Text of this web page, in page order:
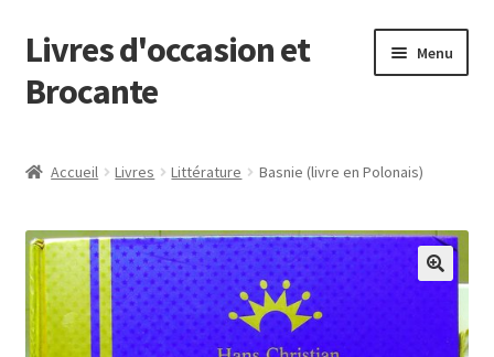
Aller
à
la
Aller
au
contenu
Livres d'occasion et
Brocante
Menu
Accueil Livres Littérature Basnie (livre en Polonais)